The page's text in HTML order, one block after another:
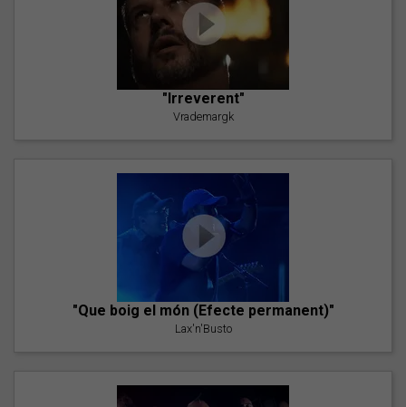
"Irreverent"
Vrademargk
"Que boig el món (Efecte permanent)"
Lax'n'Busto